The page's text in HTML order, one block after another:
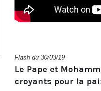
Flash du 30/03/19
Le Pape et
croyants pour la